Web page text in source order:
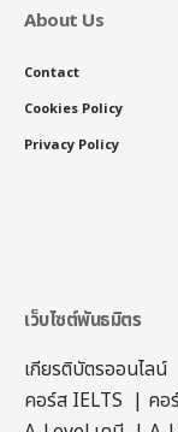
About Us
Contact
Cookies Policy
Privacy Policy
เว็บไซต์พันธมิตร
เกียรติบัตรออนไลน์
คอร์ส IELTS | คอ